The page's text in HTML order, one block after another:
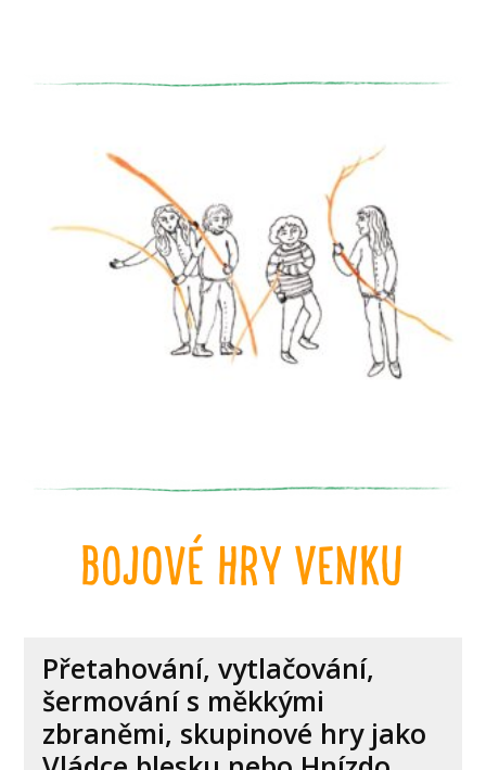
bojové hry venku
Přetahování, vytlačování,
šermování s měkkými
zbraněmi, skupinové hry jako